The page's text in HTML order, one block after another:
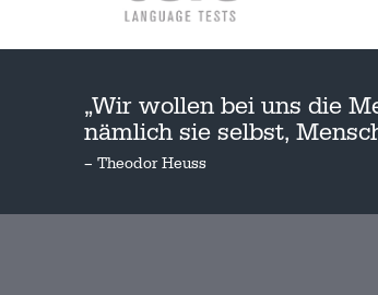
„Wir wollen bei uns die
nämlich sie selbst,
– Theodor Heuss